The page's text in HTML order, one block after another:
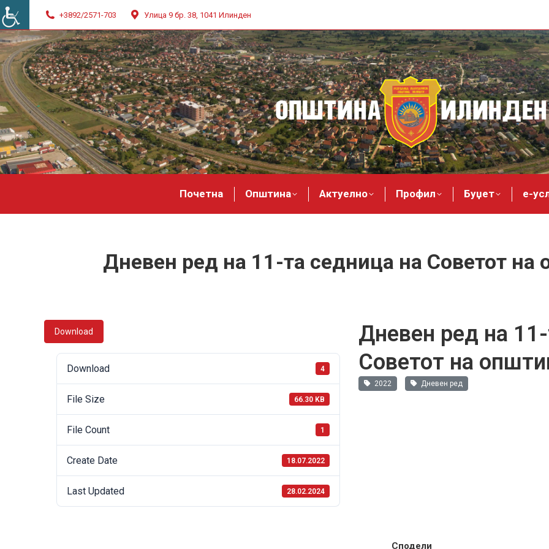
+3892/2571-703 Улица 9 бр. 38, 1041 Илинден
Почетна Општина Актуелно Профил Буџет е-
Дневен ред на 11-та седница на Советот
Download
Download 4
File Size 66.30 KB
File Count 1
Create Date 18.07.2022
Last Updated 28.02.2024
Дневен ред на
Советот на
2022 Дневен ред
Сподели